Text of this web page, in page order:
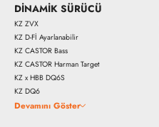
DİNAMİK SÜRÜCÜ
KZ ZVX
KZ D-Fİ Ayarlanabilir
KZ CASTOR Bass
KZ CASTOR Harman Target
KZ x HBB DQ6S
KZ DQ6
Devamını Göster